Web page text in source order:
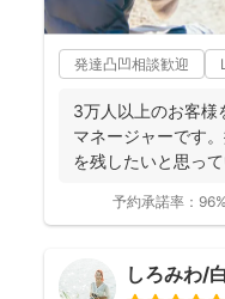
発達凸凹相談歓迎
3万人以上のお客様
マネージャーです
を残したいと思
予約承諾率： 96%
しろみわ/